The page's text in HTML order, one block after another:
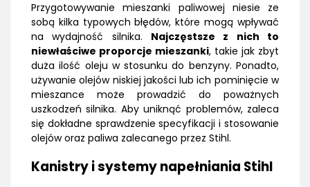
Przygotowywanie mieszanki paliwowej niesie ze
sobą kilka typowych błędów, które mogą wpływać
na wydajność silnika. Najczęstsze z nich to
niewłaściwe proporcje mieszanki, takie jak zbyt
duża ilość oleju w stosunku do benzyny. Ponadto,
używanie olejów niskiej jakości lub ich pominięcie w
mieszance może prowadzić do poważnych
uszkodzeń silnika. Aby uniknąć problemów, zaleca
się dokładne sprawdzenie specyfikacji i stosowanie
olejów oraz paliwa zalecanego przez Stihl.
Kanistry i systemy napełniania Stihl